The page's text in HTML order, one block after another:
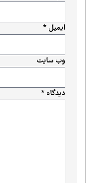
دیدگاه*
ایمیل*
وب‌ سایت